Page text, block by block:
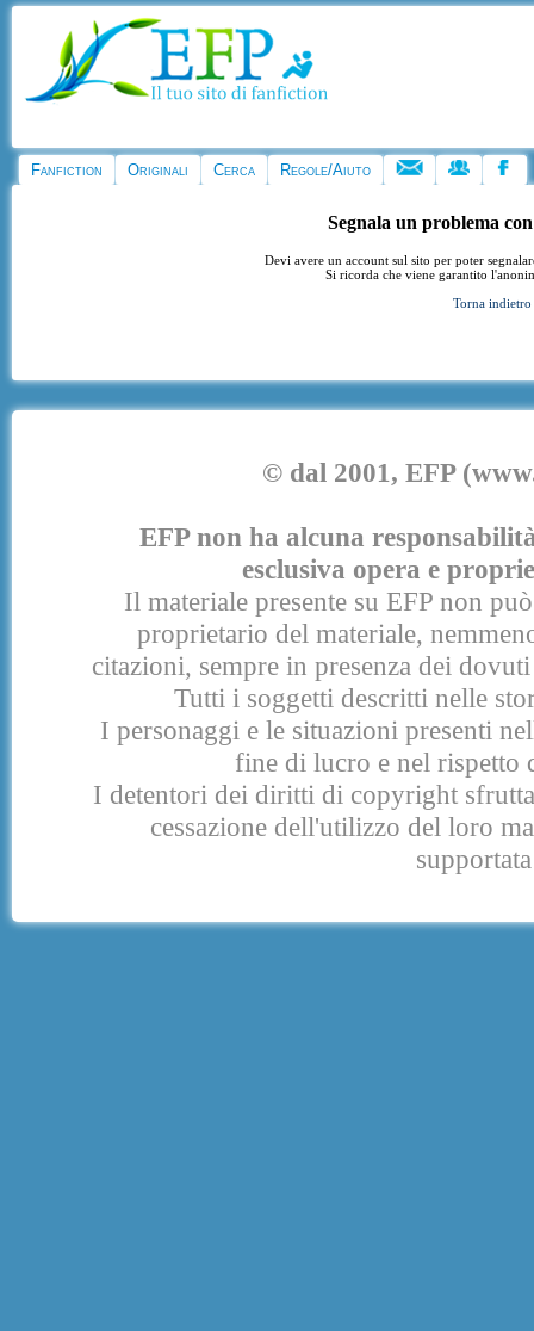
Fanfiction Originali Cerca Regole/Aiuto
Segnala un problema
Devi avere un account sul sito per poter
Si ricorda che viene garantito
Torna indietro
© dal 2001, EFP
EFP non ha alcuna
esclusiva opera e
Il materiale presente su EFP non
proprietario del materiale,
citazioni, sempre in presenza dei
Tutti i soggetti descritti nelle
I personaggi e le situazioni presenti
fine di lucro e nel rispetto
I detentori dei diritti di copyright
cessazione dell'utilizzo del loro